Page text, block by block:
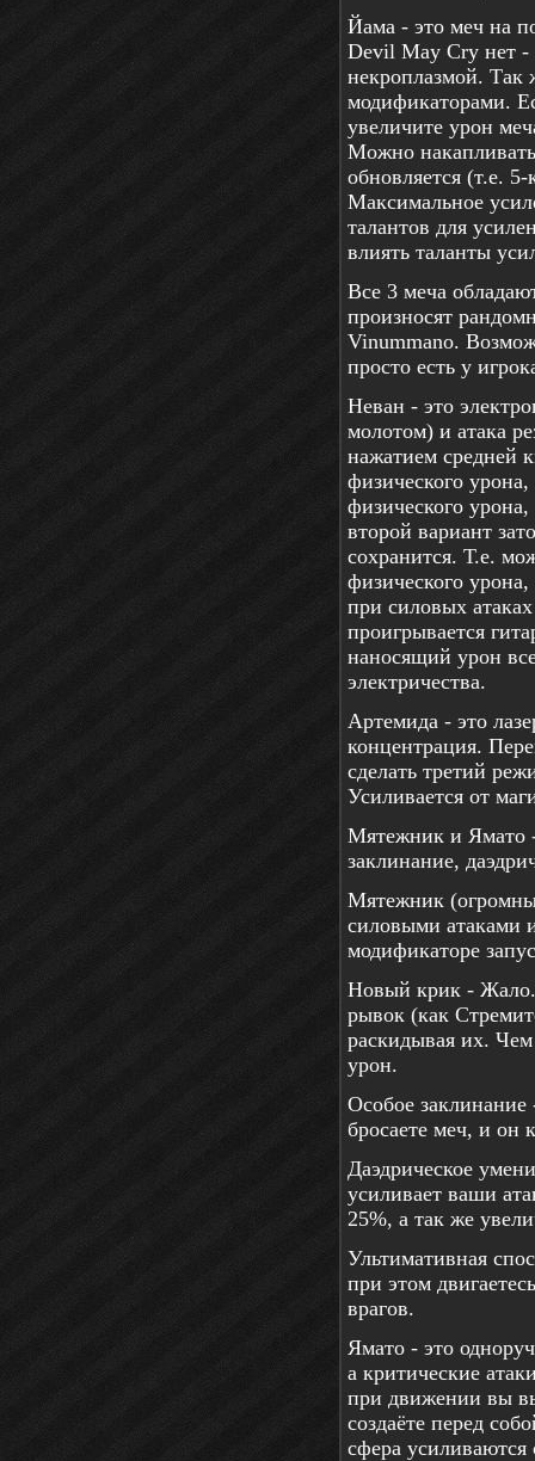
Йама - это меч на
Devil May Cry нет -
некроплазмой. Так
модификаторами.
увеличите урон
Можно накапливать
обновляется (т.е.
Максимальное
талантов для
влиять таланты
Все 3 меча
произносят
Vinummano.
просто есть у
Неван - это
молотом) и атака
нажатием средней
физического
физического
второй вариант
сохранится. Т.е.
физического
при силовых
проигрывается
наносящий урон
электричества.
Артемида - это
концентрация.
сделать третий
Усиливается от
Мятежник и Ямато
заклинание,
Мятежник
силовыми атаками
модификаторе
Новый крик - Жало.
рывок (как
раскидывая их.
урон.
Особое
бросаете меч, и он
Даэдрическое
усиливает ваши
25%, а так же
Ультимативная
при этом
врагов.
Ямато - это
а критические
при движении вы
создаёте перед
сфера усиливаются